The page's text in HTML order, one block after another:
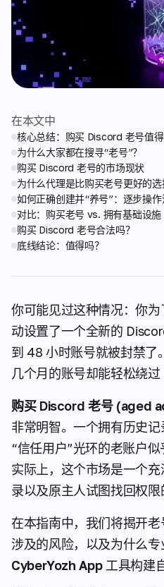
在本文中
核心总结：购买 Discord 老号值得
为什么大家都在搜寻“老号”？
购买 Discord 老号的市场现状
为什么代理是比购买老号更好的选
如何正确创建并“养号”：逐步操作
对比：购买老号 vs. 拥有基础设施
购买 Discord 老号合法吗？
底线结论：值得吗？
你可能见过这种情况：你
动设置了一个全新的
到 48 小时账号就被封禁了
几个月的账号却能轻松绕过
购买 Discord 老号 (aged
非常明智。一个拥有历史
“信任用户”光环的老账户
实际上，这个市场是一个
录以及原主人试图找回权限
在本指南中，我们将揭开
涉及的风险，以及为什么
CyberYozh App工具构建